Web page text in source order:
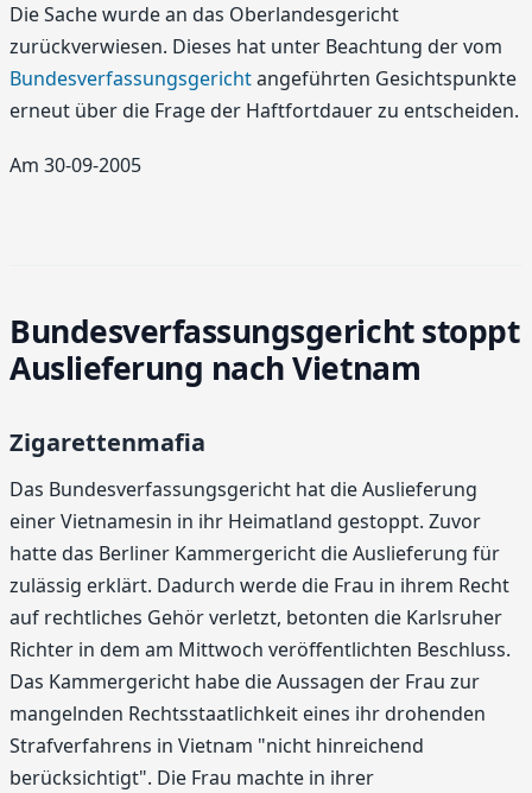
Die Sache wurde an das Oberlandesgericht
zurückverwiesen. Dieses hat unter Beachtung der vom
Bundesverfassungsgerichtangeführten Gesichtspunkte
erneut über die Frage der Haftfortdauer zu entscheiden.
Am 30-09-2005
Bundesverfassungsgericht stoppt
Auslieferung nach Vietnam
Zigarettenmafia
Das Bundesverfassungsgericht hat die Auslieferung
einer Vietnamesin in ihr Heimatland gestoppt. Zuvor
hatte das Berliner Kammergericht die Auslieferung für
zulässig erklärt. Dadurch werde die Frau in ihrem Recht
auf rechtliches Gehör verletzt, betonten die Karlsruher
Richter in dem am Mittwoch veröffentlichten Beschluss.
Das Kammergericht habe die Aussagen der Frau zur
mangelnden Rechtsstaatlichkeit eines ihr drohenden
Strafverfahrens in Vietnam "nicht hinreichend
berücksichtigt". Die Frau machte in ihrer